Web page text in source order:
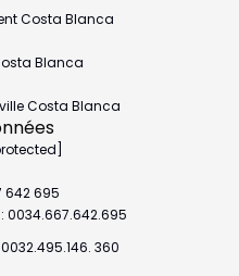
642 695
0034.667.642.695
360
Costa Blanca
Blanca
Costa Blanca